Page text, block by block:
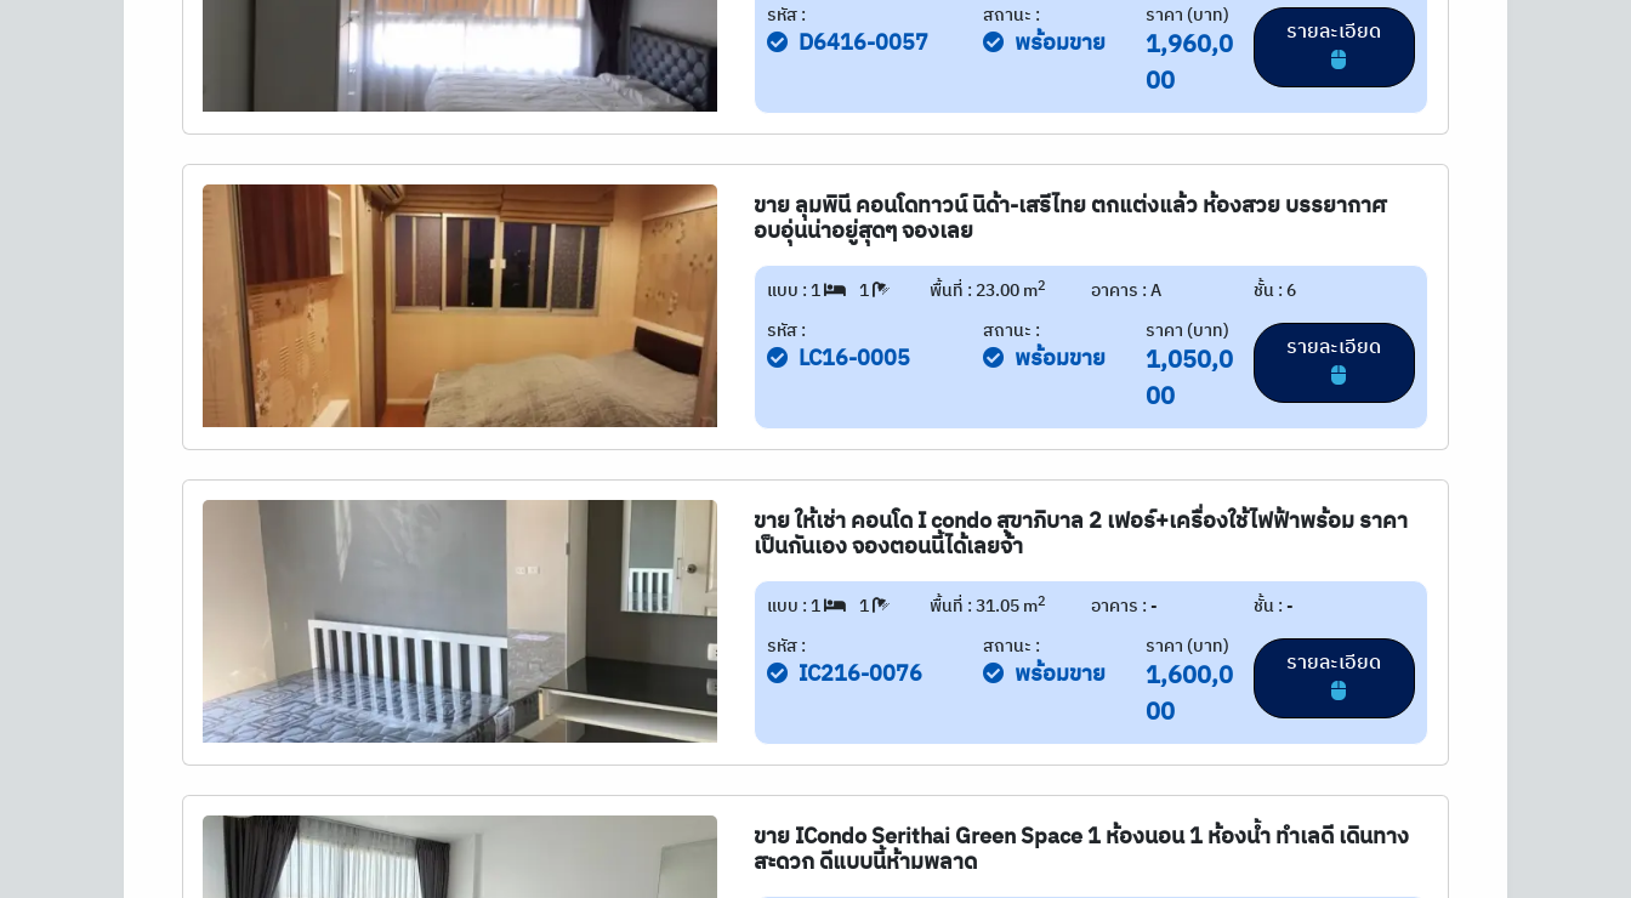
รหัส :
D6416-0057
สถานะ :
พร้อมขาย
ราคา (บาท)
1,960,0
00
ขาย ลุมพินี คอนโดทาวน์ นิด้า-เสรีไทย ตกแต่งแล้ว ห้องสวย บรรยากาศ
อบอุ่นน่าอยู่สุดๆ จองเลย
แบบ : 1 1 พื้นที่ : 23.00 m2 อาคาร : A
ชั้น : 6
รหัส :
LC16-0005
สถานะ :
พร้อมขาย
ราคา (บาท)
1,050,0
00
ขาย ให้เช่า คอนโด I condo สุขาภิบาล 2 เฟอร์+เครื่องใช้ไฟฟ้าพร้อม ราคา
เป็นกันเอง จองตอนนี้ได้เลยจ้า
แบบ : 1 1 พื้นที่ : 31.05 m2 อาคาร : -
ชั้น : -
รหัส :
IC216-0076
สถานะ :
พร้อมขาย
ราคา (บาท)
1,600,0
00
ขาย ICondo Serithai Green Space 1 ห้องนอน 1 ห้องน้ำ ทำเลดี เดินทาง
สะดวก ดีแบบนี้ห้ามพลาด